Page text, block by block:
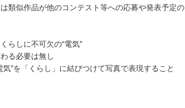
類似作品が他のコンテスト等への応募や発表予定の
らしに不可欠の“電気”
る必要は無し
”を「くらし」に結びつけて写真で表現すること